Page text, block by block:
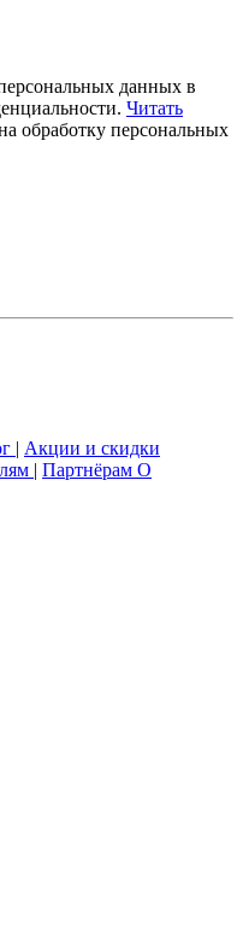
данных в
Читать
обработку персональных
| Акции и скидки
| Партнёрам О